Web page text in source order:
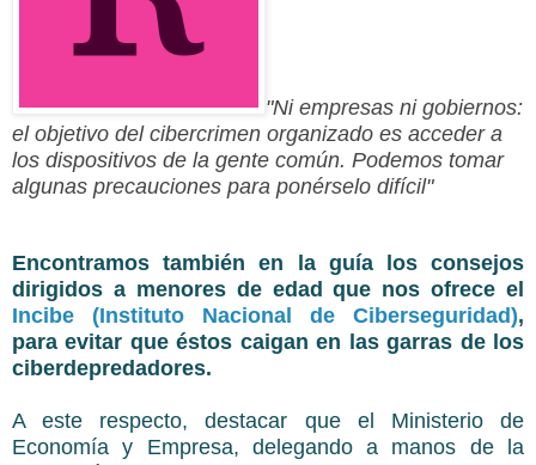
"Ni empresas ni gobiernos:
el objetivo del cibercrimen organizado es acceder a
los dispositivos de la gente común. Podemos tomar
algunas precauciones para ponérselo difícil"
Encontramos también en la guía los consejos
dirigidos a menores de edad que nos ofrece el
Incibe (Instituto Nacional de Ciberseguridad),
para evitar que éstos caigan en las garras de los
ciberdepredadores.
A este respecto, destacar que el Ministerio de
Economía y Empresa, delegando a manos de la